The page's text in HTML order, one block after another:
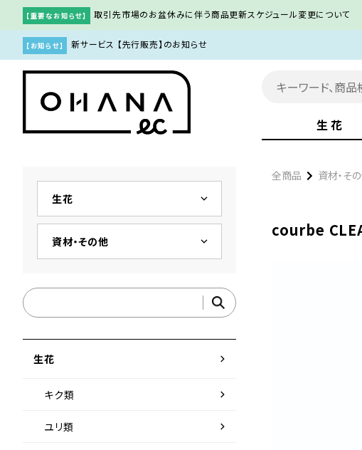
【重要なお知らせ】 取引先市場のお盆休みに伴う商品更新スケジュール変更について
【お知らせ】 新サービス 【先行販売】のお知らせ
生花
全商品 資材・そ
courbe
生花 keyboard_arrow_down
資材・その他 keyboard_arrow_down
生花 chevron_right
キク類 chevron_right
ユリ類 chevron_right